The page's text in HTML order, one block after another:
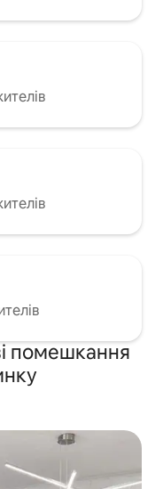
помешкання